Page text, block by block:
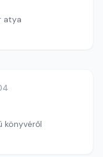
atya
könyvéről